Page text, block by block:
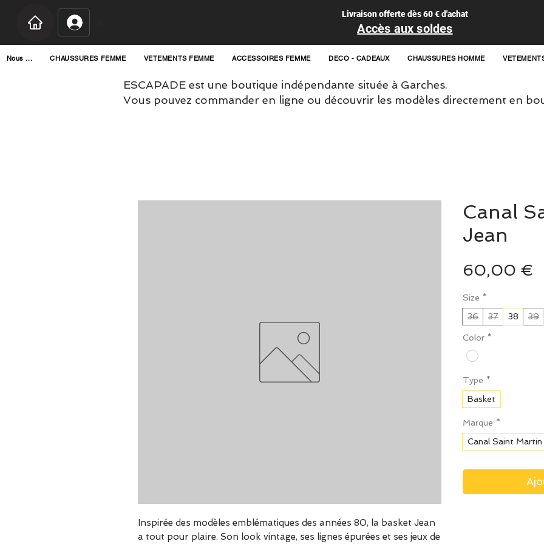
Livraison offerte dès 60 € d'achat
Accès aux soldes
Nous ... CHAUSSURES FEMME VETEMENTS FEMME ACCESSOIRES FEMME DECO - CADEAUX CHAUSSURES HOMME
ESCAPADE est une boutique indépendante située à Garches.
Vous pouvez commander en ligne ou découvrir les modèles directement en
Inspirée des modèles emblématiques des années 80, la basket Jean
a tout pour plaire. Son look vintage, ses lignes épurées et ses jeux de
Canal
Jean
60,00 €
Size *
36
37 38 39
Color *
Type *
Basket
Marque *
Canal Saint Martin